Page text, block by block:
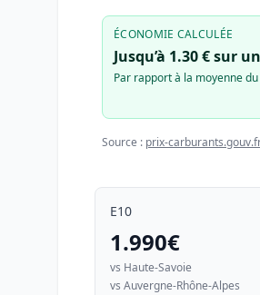
ÉCONOMIE CALCULÉE
Jusqu’à 1.30 € sur
Par rapport à la moyenne
Source : prix-carburants.gouv.fr
E10
1.990€
vs Haute-Savoie
vs Auvergne-Rhône-Alpes